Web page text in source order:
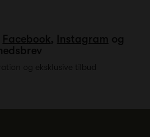
Facebook, Instagram og
og eksklusive tilbud